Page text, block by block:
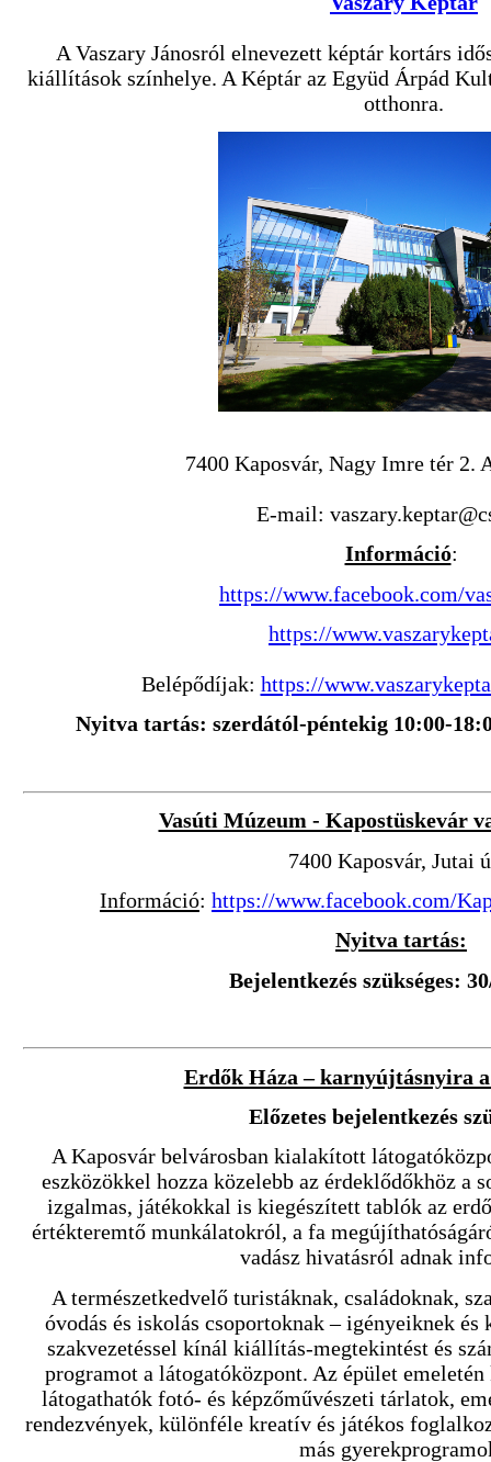
A Vaszary Jánosról elnevezett képtár kortárs
kiállítások színhelye. A Képtár az Együd Árpád
otthonra.
7400 Kaposvár, Nagy Imre tér 2.
E-mail:
Információ:
https://www.facebook.com/
https://
Belépődíjak: https://
Nyitva tartás: szerdától-péntekig 10:00-
Vasúti Múzeum - Kapostüskevár
7400 Kaposvár, Jutai
Információ: https://www.facebook.com/
Nyitva tartás:
Bejelentkezés szükséges:
Erdők Háza – karnyújtásnyira
Előzetes bejelentkezés
A Kaposvár belvárosban kialakított
eszközökkel hozza közelebb az érdeklődőkhöz a
izgalmas, játékokkal is kiegészített tablók az
értékteremtő munkálatokról, a fa
vadász hivatásról adnak
A természetkedvelő turistáknak, családoknak,
óvodás és iskolás csoportoknak – igényeiknek
szakvezetéssel kínál kiállítás-megtekintést és
programot a látogatóközpont. Az épület
látogathatók fotó- és képzőművészeti tárlatok,
rendezvények, különféle kreatív és játékos
más